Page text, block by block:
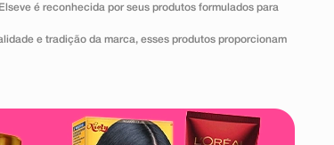
é reconhecida por seus produtos formulados para
e tradição da marca, esses produtos proporcionam